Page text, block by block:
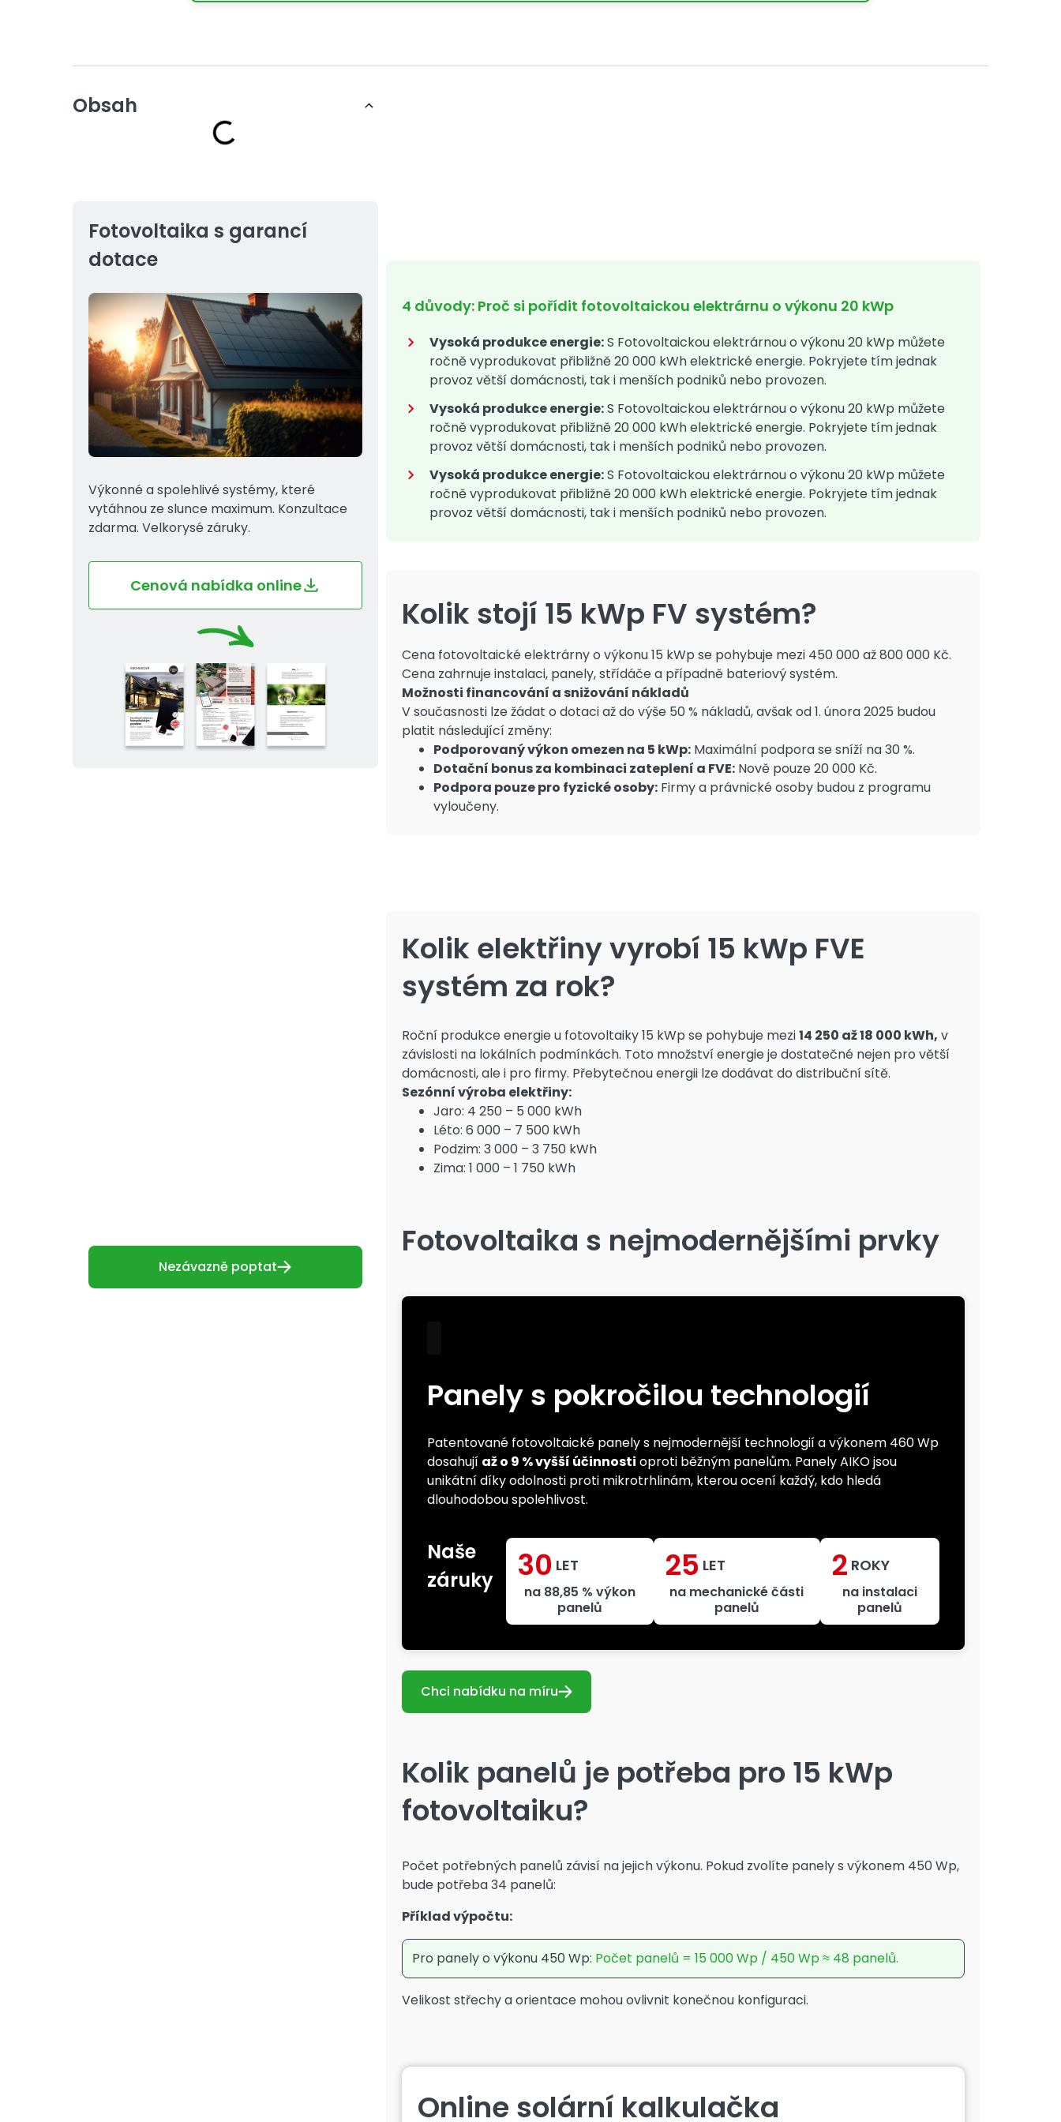
Obsah
Fotovoltaika s garancí
dotace
Výkonné a spolehlivé systémy, které
vytáhnou ze slunce maximum. Konzultace
zdarma. Velkorysé záruky.
Cenová nabídka online
Nezávazně poptat
Z programu NZÚ Light získáte na solární
ohřev vody90 000 Kč.
Finanční prostředky si navíc můžete nechat
vyplatit předem, ještě před dokončením
Tepelná čerpadla jsou jedním z ekologických
A to dokonceaž do výše 180 000 Kč. Tato
dotace pokrývá až 95 % z výdajů.
4 důvody: Proč si pořídit fotovoltaickou elektrárnu o výkonu 20 kWp
Vysoká produkce energie:S Fotovoltaickou elektrárnou o výkonu 20 kWp můžete
ročně vyprodukovat přibližně 20 000 kWh elektrické energie. Pokryjete tím jednak
provoz větší domácnosti, tak i menších podniků nebo provozen.
Vysoká produkce energie:S Fotovoltaickou elektrárnou o výkonu 20 kWp můžete
ročně vyprodukovat přibližně 20 000 kWh elektrické energie. Pokryjete tím jednak
provoz větší domácnosti, tak i menších podniků nebo provozen.
Vysoká produkce energie:S Fotovoltaickou elektrárnou o výkonu 20 kWp můžete
ročně vyprodukovat přibližně 20 000 kWh elektrické energie. Pokryjete tím jednak
provoz větší domácnosti, tak i menších podniků nebo provozen.
Kolik stojí 15 kWp FV systém?
Cena fotovoltaické elektrárny o výkonu 15 kWp se pohybuje mezi 450 000 až 800 000 Kč.
Cena zahrnuje instalaci, panely, střídáče a případně bateriový systém.
Možnosti financování a snižování nákladů
V současnosti lze žádat o dotaci až do výše 50 % nákladů, avšak od 1. února 2025 budou
platit následující změny:
Podporovaný výkon omezen na 5 kWp:Maximální podpora se sníží na 30 %.
Dotační bonus za kombinaci zateplení a FVE:Nově pouze 20 000 Kč.
Podpora pouze pro fyzické osoby:Firmy a právnické osoby budou z programu
vyloučeny.
Kolik elektřiny vyrobí 15 kWp FVE
systém za rok?
Roční produkce energie u fotovoltaiky 15 kWp se pohybuje mezi14 250 až 18 000 kWh, v
závislosti na lokálních podmínkách. Toto množství energie je dostatečné nejen pro větší
domácnosti, ale i pro firmy. Přebytečnou energii lze dodávat do distribuční sítě.
Sezónní výroba elektřiny:
Jaro: 4 250 – 5 000 kWh
Léto: 6 000 – 7 500 kWh
Podzim: 3 000 – 3 750 kWh
Zima: 1 000 – 1 750 kWh
Fotovoltaika s nejmodernějšími prvky
Panely s pokročilou technologií
Patentované fotovoltaické panely s nejmodernější technologií a výkonem 460 Wp
dosahují až o 9 % vyšší účinnosti oproti běžným panelům. Panely AIKO jsou
unikátní díky odolnosti proti mikrotrhlinám, kterou ocení každý, kdo hledá
dlouhodobou spolehlivost.
Naše
záruky
30 LET
na 88,85 % výkon
panelů
25 LET
na mechanické části
panelů
2 ROKY
na instalaci
panelů
Chci nabídku na míru
Kolik panelů je potřeba pro 15 kWp
fotovoltaiku?
Počet potřebných panelů závisí na jejich výkonu. Pokud zvolíte panely s výkonem 450 Wp,
bude potřeba 34 panelů:
Příklad výpočtu:
Pro panely o výkonu 450 Wp: Počet panelů = 15 000 Wp / 450 Wp ≈ 48 panelů.
Velikost střechy a orientace mohou ovlivnit konečnou konfiguraci.
Online solární kalkulačka